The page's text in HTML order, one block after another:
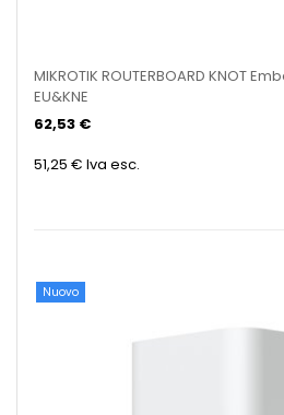
MIKROTIK ROUTERBOARD KNOT
EU&KNE
62,53 €
51,25 € Iva esc.
Nuovo